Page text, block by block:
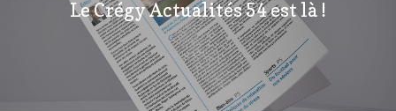
Le Crégy Actualités 54 est là !